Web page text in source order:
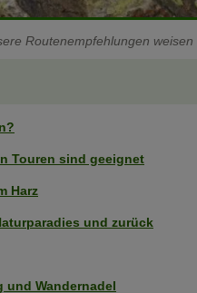
Routenempfehlungen weisen
Touren sind geeignet
Harz
und zurück
und Wandernadel